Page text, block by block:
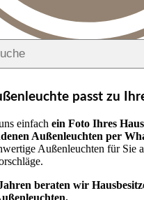
passt zu
einfach ein Foto Ihres
Außenleuchten per
Außenleuchten für Sie
beraten wir